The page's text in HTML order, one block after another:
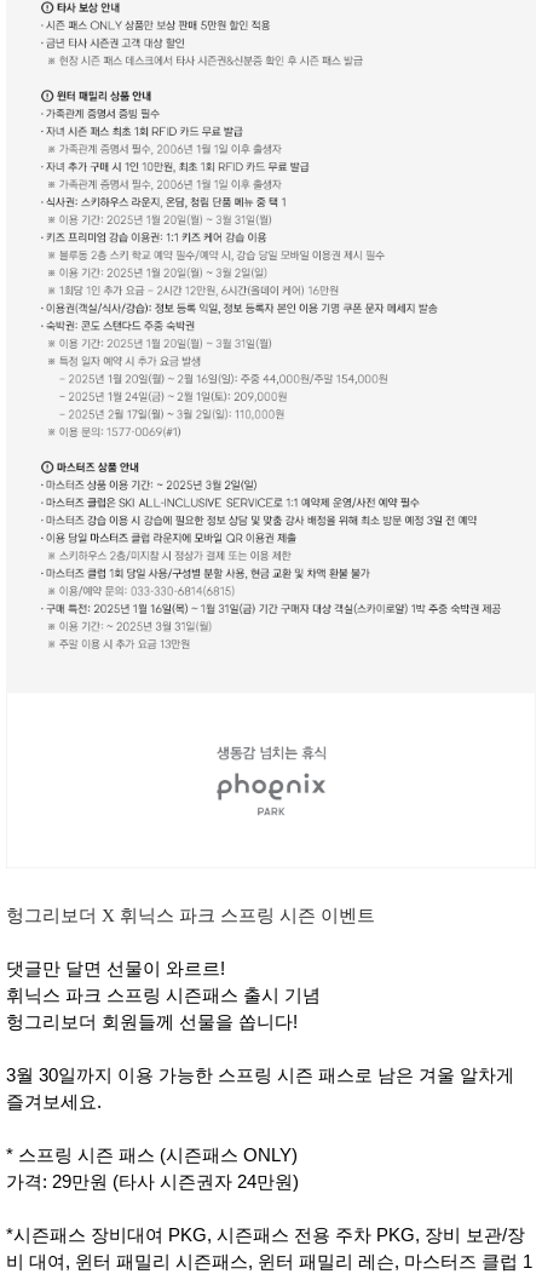
헝그리보더 X 휘닉스 파크 스프링 시즌 이벤트
댓글만 달면 선물이 와르르!
휘닉스 파크 스프링 시즌패스 출시 기념
헝그리보더 회원들께 선물을 쏩니다!
3월 30일까지 이용 가능한 스프링 시즌 패스로 남은 겨울 알차게
즐겨보세요.
* 스프링 시즌 패스 (시즌패스 ONLY)
가격: 29만원 (타사 시즌권자 24만원)
*시즌패스 장비대여 PKG, 시즌패스 전용 주차 PKG, 장비 보관/장
비 대여, 윈터 패밀리 시즌패스, 윈터 패밀리 레슨, 마스터즈 클럽 1